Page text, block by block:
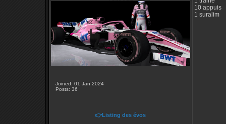
Joined: 01 Jan 2024
Posts: 36
👉Listing des évos
10 appuis
1 suralim